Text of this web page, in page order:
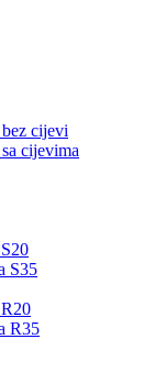
cijevi
cijevima
S35
R35